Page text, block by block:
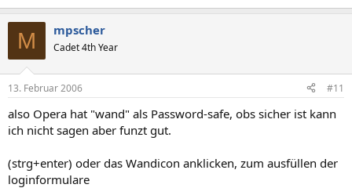
M mpscher
Cadet 4th Year
13. Februar 2006 #11
also Opera hat "wand" als Password-safe, obs sicher ist kann
ich nicht sagen aber funzt gut.
(strg+enter) oder das Wandicon anklicken, zum ausfüllen der
loginformulare